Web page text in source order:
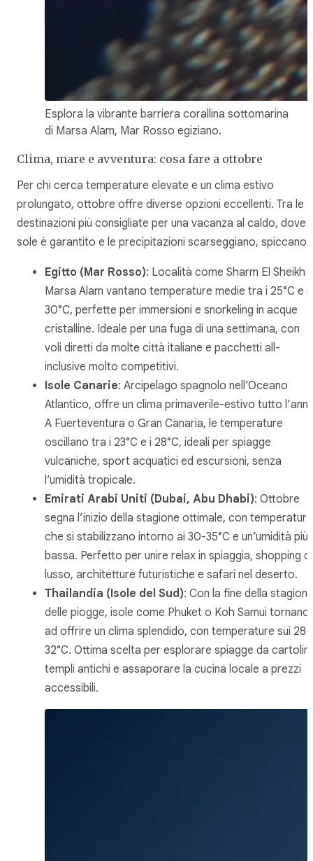
Esplora la vibrante barriera corallina sottomarina
di Marsa Alam, Mar Rosso egiziano.
Clima, mare e avventura: cosa fare a ottobre
Per chi cerca temperature elevate e un clima estivo
prolungato, ottobre offre diverse opzioni eccellenti. Tra le
destinazioni più consigliate per una vacanza al caldo, dove il
sole è garantito e le precipitazioni scarseggiano, spiccano:
Egitto (Mar Rosso): Località come Sharm El Sheikh
Marsa Alam vantano temperature medie tra i 25°C e i
30°C, perfette per immersioni e snorkeling in acque
cristalline. Ideale per una fuga di una settimana, con
voli diretti da molte città italiane e pacchetti all-
inclusive molto competitivi.
Isole Canarie: Arcipelago spagnolo nell’Oceano
Atlantico, offre un clima primaverile-estivo tutto
A Fuerteventura o Gran Canaria, le temperature
oscillano tra i 23°C e i 28°C, ideali per spiagge
vulcaniche, sport acquatici ed escursioni, senza
l’umidità tropicale.
Emirati Arabi Uniti (Dubai, Abu Dhabi): Ottobre
segna l’inizio della stagione ottimale, con temperature
che si stabilizzano intorno ai 30-35°C e un’umidità più
bassa. Perfetto per unire relax in spiaggia, shopping di
lusso, architetture futuristiche e safari nel deserto.
Thailandia (Isole del Sud): Con la fine della stagione
delle piogge, isole come Phuket o Koh Samui tornano
ad offrire un clima splendido, con temperature sui 28-
32°C. Ottima scelta per esplorare spiagge da
templi antichi e assaporare la cucina locale a prezzi
accessibili.